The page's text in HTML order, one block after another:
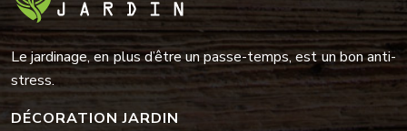
Le jardinage, en plus d’être un passe-temps, est un bon anti-
stress.
DÉCORATION JARDIN